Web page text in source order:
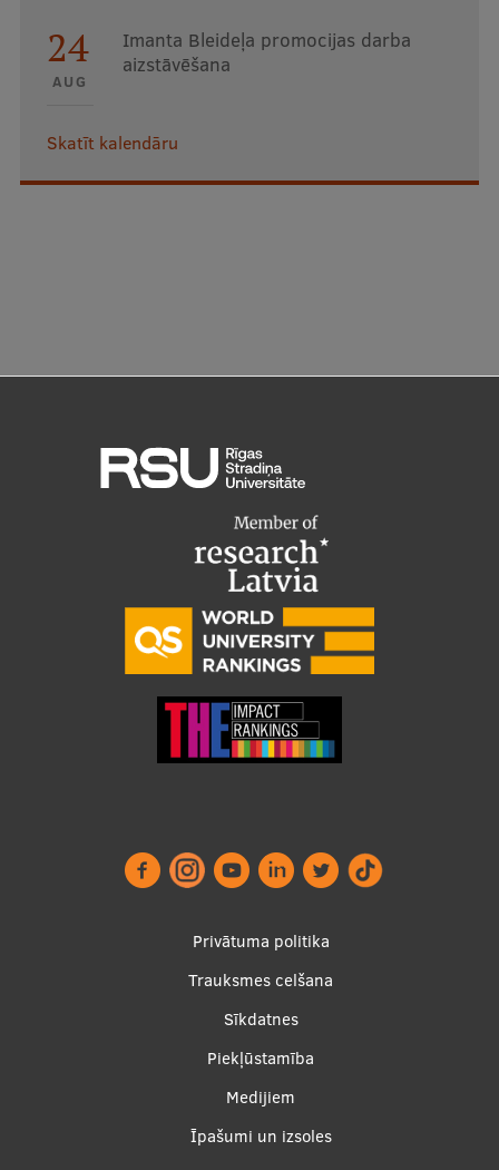
24
AUG
Imanta Bleideļa promocijas darba
aizstāvēšana
Skatīt kalendāru
Privātuma politika
Trauksmes celšana
Sīkdatnes
Piekļūstamība
Medijiem
Īpašumi un izsoles